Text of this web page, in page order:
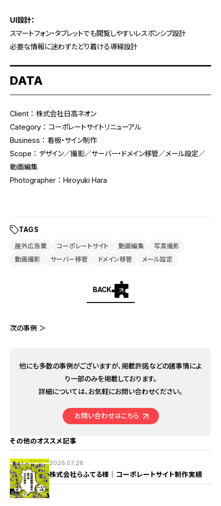
UI設計：
スマートフォン・タブレットでも閲覧しやすいレスポンシブ設計
必要な情報に迷わずたどり着ける導線設計
DATA
Client ： 株式会社日高ネオン
Category ： コーポレートサイトリニューアル
Business ： 看板・サイン制作
Scope ： デザイン／撮影／サーバー・ドメイン移管／メール設定／
動画編集
Photographer ： Hiroyuki Hara
TAGS
屋外広告業 コーポレートサイト 動画編集
写真撮影
動画撮影
サーバー移管 ドメイン移管 メール設定
BACK
次の事例 ＞
他にも多数の事例がございますが、掲載許諾などの諸事情によ
り一部のみを掲載しております。
詳細については、お気軽にお問い合わせください。
お問い合わせはこちら
その他のオススメ記事
2026.07.28
株式会社らふてる様｜コーポレートサイト制作実績